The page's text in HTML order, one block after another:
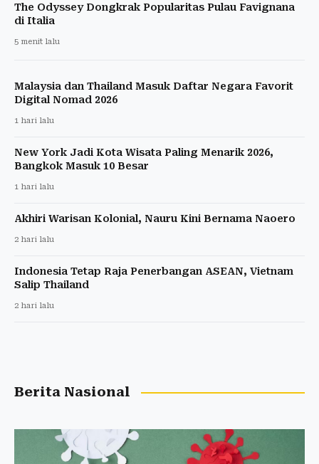
The Odyssey Dongkrak Popularitas Pulau Favignana
di Italia
5 menit lalu
Malaysia dan Thailand Masuk Daftar Negara Favorit
Digital Nomad 2026
1 hari lalu
New York Jadi Kota Wisata Paling Menarik 2026,
Bangkok Masuk 10 Besar
1 hari lalu
Akhiri Warisan Kolonial, Nauru Kini Bernama Naoero
2 hari lalu
Indonesia Tetap Raja Penerbangan ASEAN, Vietnam
Salip Thailand
2 hari lalu
Berita Nasional